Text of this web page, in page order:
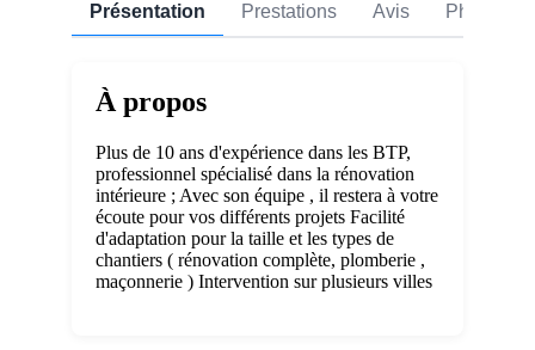
Présentation Prestations Avis Photos
À propos
Plus de 10 ans d'expérience dans les BTP,
professionnel spécialisé dans la rénovation
intérieure ; Avec son équipe , il restera à votre
écoute pour vos différents projets Facilité
d'adaptation pour la taille et les types de
chantiers ( rénovation complète, plomberie ,
maçonnerie ) Intervention sur plusieurs villes